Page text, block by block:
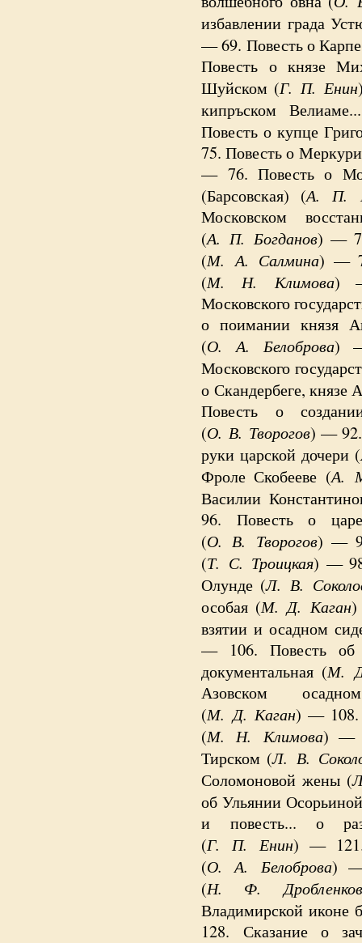
избавлении града
— 69. Повесть о
Повесть о князе
Шуйском (Г. П. Енин
кипръском
Повесть о купце
75. Повесть о
— 76. Повесть о
(Барсовская) (А. П.
Московском
(А. П. Богданов) —
(М. А. Салмина) —
(М. Н. Климова) —
Московского
о поимании князя
(О. А. Белоброва)
Московского
о Скандербеге, князе
Повесть о
(О. В. Творогов) — 92.
руки царской дочери (
Фроле Скобееве (А.
Василии
96. Повесть о
(О. В. Творогов) —
(Т. С. Троицкая) —
Олунде (Л. В.
особая (М. Д. Каган
взятии и осадном
— 106. Повесть
документальная (М.
Азовском
(М. Д. Каган) — 108.
(М. Н. Климова) —
Тирском (Л. В.
Соломоновой жены (
об Ульянии
и повесть... о
(Г. П. Енин) — 121.
(О. А. Белоброва)
(Н. Ф.
Владимирской иконе
128. Сказание о